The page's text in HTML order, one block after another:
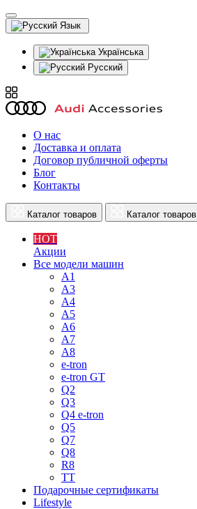
Язык
Українська
Русский
О нас
Доставка и оплата
Договор публичной оферты
Блог
Контакты
Каталог товаров Каталог товаров
HOT
Акции
Все модели машин
A1
A3
A4
A5
A6
A7
A8
e-tron
e-tron GT
Q2
Q3
Q4 e-tron
Q5
Q7
Q8
R8
TT
Подарочные сертификаты
Lifestyle